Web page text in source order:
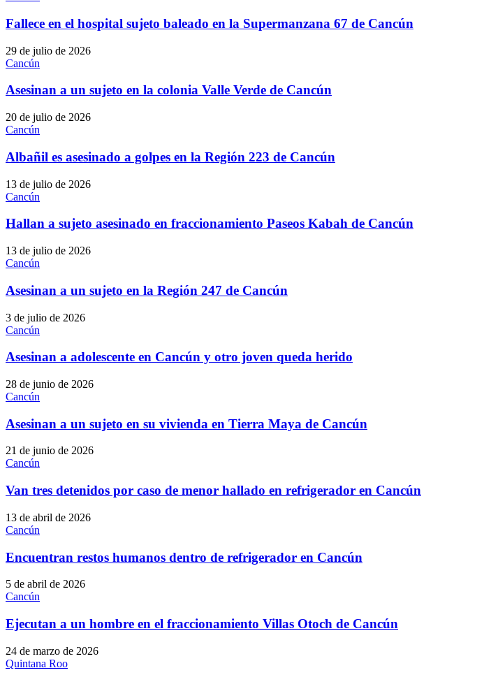
Fallece en el hospital sujeto baleado en la Supermanzana 67 de Cancún
29 de julio de 2026
Cancún
Asesinan a un sujeto en la colonia Valle Verde de Cancún
20 de julio de 2026
Cancún
Albañil es asesinado a golpes en la Región 223 de Cancún
13 de julio de 2026
Cancún
Hallan a sujeto asesinado en fraccionamiento Paseos Kabah de Cancún
13 de julio de 2026
Cancún
Asesinan a un sujeto en la Región 247 de Cancún
3 de julio de 2026
Cancún
Asesinan a adolescente en Cancún y otro joven queda herido
28 de junio de 2026
Cancún
Asesinan a un sujeto en su vivienda en Tierra Maya de Cancún
21 de junio de 2026
Cancún
Van tres detenidos por caso de menor hallado en refrigerador en Cancún
13 de abril de 2026
Cancún
Encuentran restos humanos dentro de refrigerador en Cancún
5 de abril de 2026
Cancún
Ejecutan a un hombre en el fraccionamiento Villas Otoch de Cancún
24 de marzo de 2026
Quintana Roo